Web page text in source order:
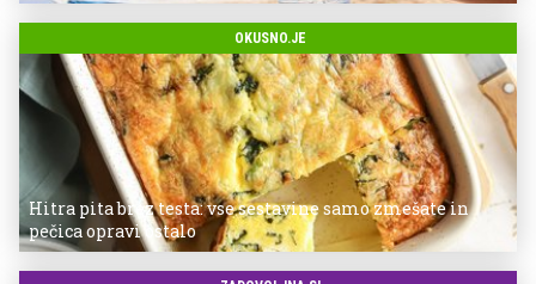
OKUSNO.JE
Hitra pita brez testa: vse sestavine samo zmešate in
pečica opravi ostalo